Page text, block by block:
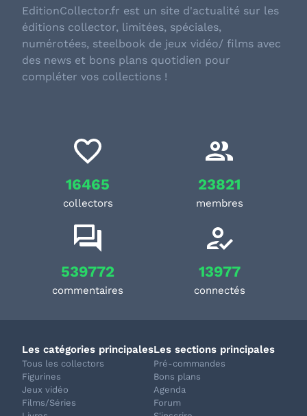
EditionCollector.fr est un site d'actualité sur les
éditions collector, limitées, spéciales,
numérotées, steelbook de jeux vidéo/ films avec
des news et bons plans quotidien pour
compléter vos collections !
16465
collectors
23821
membres
539772
commentaires
13977
connectés
Les catégories principales
Tous les collectors
Figurines
Jeux vidéo
Films/Séries
Les sections principales
Pré-commandes
Bons plans
Agenda
Forum